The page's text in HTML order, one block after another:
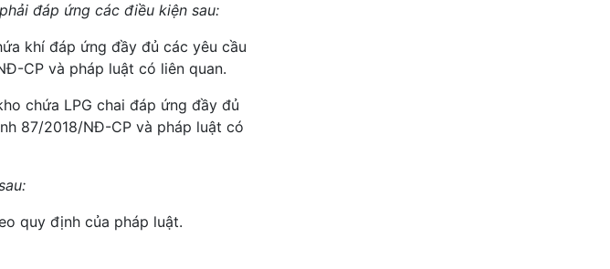
đáp ứng các điều kiện sau:
khí đáp ứng đầy đủ các yêu cầu
CP và pháp luật có liên quan.
chứa LPG chai đáp ứng đầy đủ
87/2018/NĐ-CP và pháp luật có
quy định của pháp luật.